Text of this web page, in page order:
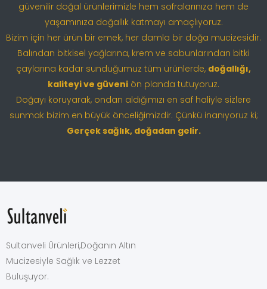
güvenilir doğal ürünlerimizle hem sofralarınıza hem de
yaşamınıza doğallık katmayı amaçlıyoruz.
Bizim için her ürün bir emek, her damla bir doğa mucizesidir.
Balından bitkisel yağlarına, krem ve sabunlarından bitki
çaylarına kadar sunduğumuz tüm ürünlerde, doğallığı,
kaliteyi ve güveni ön planda tutuyoruz.
Doğayı koruyarak, ondan aldığımızı en saf haliyle sizlere
sunmak bizim en büyük önceliğimizdir. Çünkü inanıyoruz ki;
Gerçek sağlık, doğadan gelir.
Sultanveli Ürünleri,Doğanın Altın
Mucizesiyle Sağlık ve Lezzet
Buluşuyor.